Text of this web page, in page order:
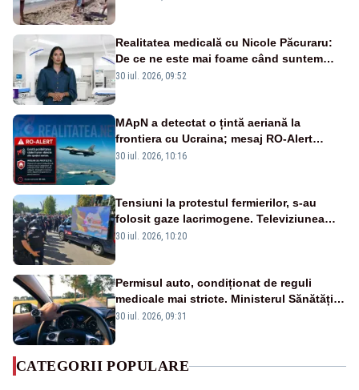
Realitatea medicală cu Nicole Păcuraru:
De ce ne este mai foame când suntem
obosiți?
30 iul. 2026, 09:52
MApN a detectat o țintă aeriană la
frontiera cu Ucraina; mesaj RO-Alert
transmis în județul Tulcea
30 iul. 2026, 10:16
Tensiuni la protestul fermierilor, s-au
folosit gaze lacrimogene. Televiziunea
Poporului face apel la calm – LIVE TEXT
30 iul. 2026, 10:20
Permisul auto, condiționat de reguli
medicale mai stricte. Ministerul Sănătății
propune schimbări majore
30 iul. 2026, 09:31
CATEGORII POPULARE